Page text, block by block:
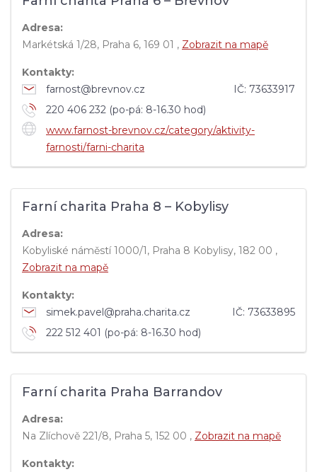
Adresa:
Markétská 1/28, Praha 6, 169 01 , Zobrazit na mapě
Kontakty:
farnost@brevnov.cz
IČ: 73633917
220 406 232 (po-pá: 8-16.30 hod)
www.farnost-brevnov.cz/category/aktivity-
farnosti/farni-charita
Farní charita Praha 8 – Kobylisy
Adresa:
Kobyliské náměstí 1000/1, Praha 8 Kobylisy, 182 00 ,
Zobrazit na mapě
Kontakty:
simek.pavel@praha.charita.cz
IČ: 73633895
222 512 401 (po-pá: 8-16.30 hod)
Farní charita Praha Barrandov
Adresa:
Na Zlíchově 221/8, Praha 5, 152 00 , Zobrazit na mapě
Kontakty: